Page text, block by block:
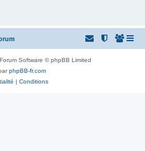
Software © phpBB Limited
phpBB-fr.com
| Conditions